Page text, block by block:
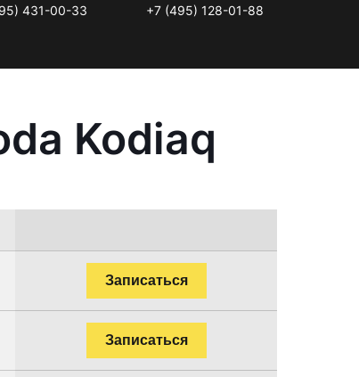
431-00-33
+7 (495) 128-01-88
Kodiaq
Записаться
Записаться